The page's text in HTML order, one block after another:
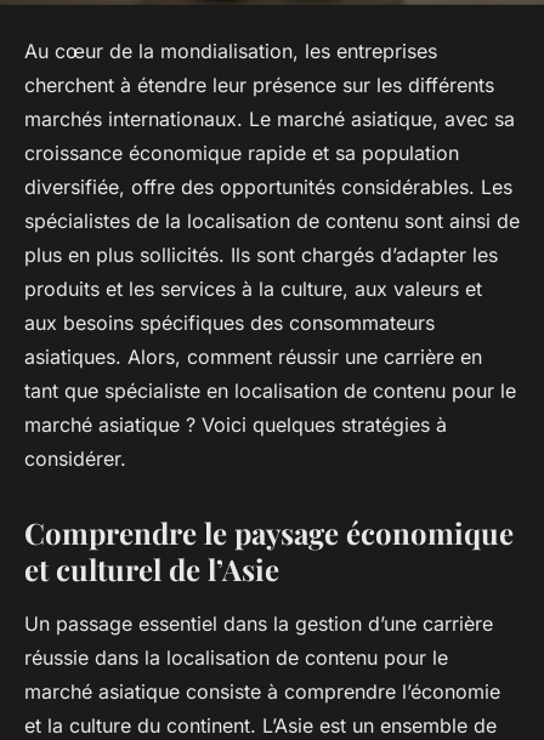
Au cœur de la mondialisation, les entreprises
cherchent à étendre leur présence sur les différents
marchés internationaux. Le marché asiatique, avec sa
croissance économique rapide et sa population
diversifiée, offre des opportunités considérables. Les
spécialistes de la localisation de contenu sont ainsi de
plus en plus sollicités. Ils sont chargés d’adapter les
produits et les services à la culture, aux valeurs et
aux besoins spécifiques des consommateurs
asiatiques. Alors, comment réussir une carrière en
tant que spécialiste en localisation de contenu pour le
marché asiatique ? Voici quelques stratégies à
considérer.
Comprendre le paysage économique
et culturel de l’Asie
Un passage essentiel dans la gestion d’une carrière
réussie dans la localisation de contenu pour le
marché asiatique consiste à comprendre l’économie
et la culture du continent. L’Asie est un ensemble de